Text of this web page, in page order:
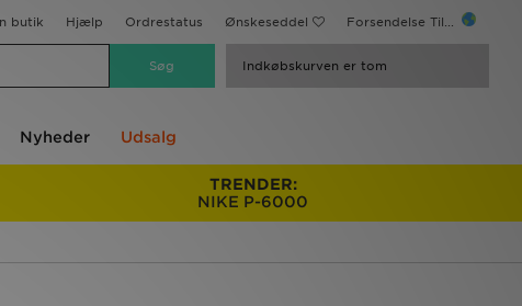
butik Hjælp Ordrestatus Ønskeseddel Forsendelse Til...
Indkøbskurven er tom
Nyheder Udsalg
TRENDER:
NIKE P-6000